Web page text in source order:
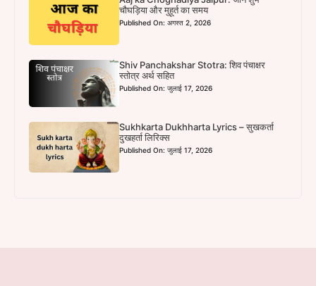
चौघड़िया और मुहूर्त का समय
Published On: अगस्त 2, 2026
Shiv Panchakshar Stotra: शिव पंचाक्षर
स्तोत्र अर्थ सहित
Published On: जुलाई 17, 2026
Sukhkarta Dukhharta Lyrics – सुखकर्ता
दुखहर्ता लिरिक्स
Published On: जुलाई 17, 2026